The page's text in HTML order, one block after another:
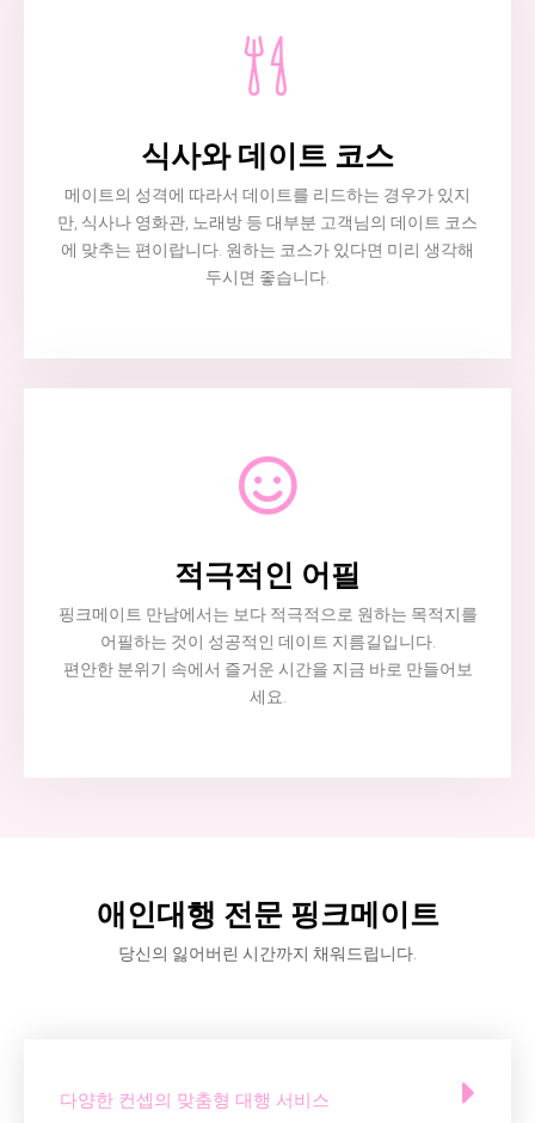
식사와 데이트 코스
메이트의 성격에 따라서 데이트를 리드하는 경우가 있지
만, 식사나 영화관, 노래방 등 대부분 고객님의 데이트 코스
에 맞추는 편이랍니다. 원하는 코스가 있다면 미리 생각해
두시면 좋습니다.
적극적인 어필
핑크메이트 만남에서는 보다 적극적으로 원하는 목적지를
어필하는 것이 성공적인 데이트 지름길입니다.
편안한 분위기 속에서 즐거운 시간을 지금 바로 만들어보
세요.
애인대행 전문 핑크메이트
당신의 잃어버린 시간까지 채워드립니다.
다양한 컨셉의 맞춤형 대행 서비스